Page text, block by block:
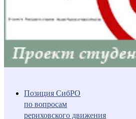
Позиция СибРО
по вопросам
рериховского движения